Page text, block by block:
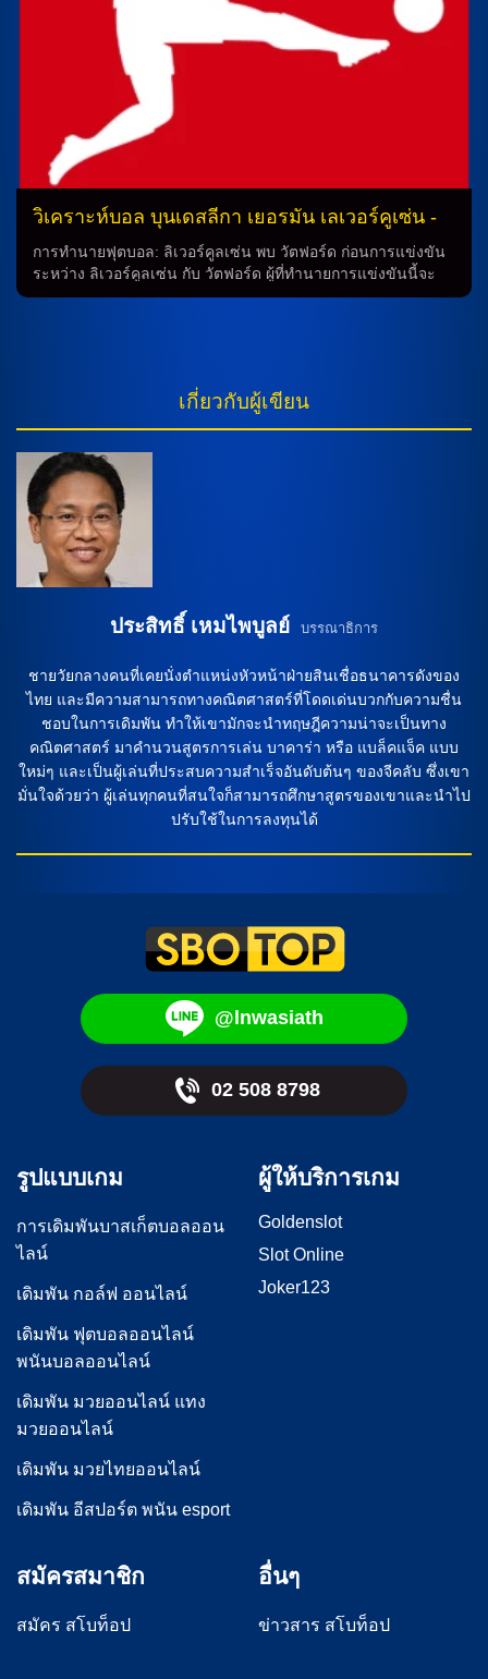
เสียการใช้งานนักเตะสำคัญอย่าง จัสติน ดีห์ล (9 นัด), ลาซาร์ โย
วาโนวิช (6 นัด) และ ด็อง ซากาดู (2 นัด) ที่บาดเจ็บจากเกม
ล่าสุด อย่างไรก็ตาม นายใหญ่ เซบาสเตียน ฮูเนส ได้กล่าวว่า
สถานการณ์นี้ไม่น่ามีผลต่อการจัดวางทีมของเขาในระบบ 4-3-3
ของพวกเขา นักเตะระดับสูงอย่าง ฟินน์ เยลท์ช และ เจฟฟ์ ชา
บ็อต จะคอยควบคุมแผงหลังแดนกลางของทีม ในขณะที่ อังเจโล่
วิเคราะห์บอล บุนเดสลีกา เยอรมัน เลเวอร์คูเซ่น -
vs- ซังต์ เพาลี
การทำนายฟุตบอล: ลิเวอร์คูลเซ่น พบ วัตฟอร์ด ก่อนการแข่งขัน
ระหว่าง ลิเวอร์คูลเซ่น กับ วัตฟอร์ด ผู้ที่ทำนายการแข่งขันนี้จะ
ต้องพิจารณาถึงผู้เล่นที่รับบทบาทสำคัญในการช่วยทีมชนะเกมนี้
เกมนี้ ซึ่งจะทำให้ทีมต้องสร้างกลไกใหม่ในการเล่น เอ็ดม็องด์ ตัป
โซบา และ เอเซเกล ปาลาซิออส นอกจากนี้ นายใหญ่ อเล็กซาน
สามารถเข้าร่วมการแข่งขันเนื่องจากบาดเจ็บ ซึ่งอาจทำให้ทีม
ต้องปรับเปลี่ยนกลยุทธ์การเล่นในเกมนี้ วิเคราะห์บอล: ลิเวอร์คูล
เซ่น ทีมเหย้า ลิเวอร์คูลเซ่น มีฟอร์มที่ดีต่อเนื่องและมั่นใจเมื่อเล่น
ในสนามเหย้า แต่ จะต้องพบกับความท้าทายจาก วัตฟอร์ด […]
เกี่ยวกับผู้เขียน
ประสิทธิ์ เหมไพบูลย์ บรรณาธิการ
ชายวัยกลางคนที่เคยนั่งตำแหน่งหัวหน้าฝ่ายสินเชื่อธนาคารดังของ
ไทย และมีความสามารถทางคณิตศาสตร์ที่โดดเด่นบวกกับความชื่น
ชอบในการเดิมพัน ทำให้เขามักจะนำทฤษฎีความน่าจะเป็นทาง
คณิตศาสตร์ มาคำนวนสูตรการเล่น บาคาร่า หรือ แบล็คแจ็ค แบบ
ใหม่ๆ และเป็นผู้เล่นที่ประสบความสำเร็จอันดับต้นๆ ของจีคลับ ซึ่งเขา
มั่นใจด้วยว่า ผู้เล่นทุกคนที่สนใจก็สามารถศึกษาสูตรของเขาและนำไป
ปรับใช้ในการลงทุนได้
@lnwasiath
02 508 8798
รูปแบบเกม
การเดิมพันบาสเก็ตบอลออน
ไลน์
เดิมพัน กอล์ฟ ออนไลน์
เดิมพัน ฟุตบอลออนไลน์
พนันบอลออนไลน์
เดิมพัน มวยออนไลน์ แทง
มวยออนไลน์
เดิมพัน มวยไทยออนไลน์
เดิมพัน อีสปอร์ต พนัน esport
ผู้ให้บริการเกม
Goldenslot
Slot Online
Joker123
สมัครสมาชิก
สมัคร สโบท็อป
อื่นๆ
ข่าวสาร สโบท็อป